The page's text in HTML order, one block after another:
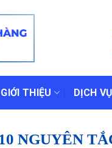
GIỚI THIỆU DỊCH VỤ
10 NGUYÊN